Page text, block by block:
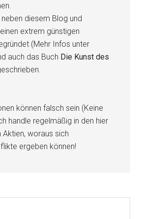
diesem Blog und
extrem günstigen
(Mehr Infos unter
auch das Buch Die Kunst des
können falsch sein (Keine
handle regelmäßig in den hier
woraus sich
ergeben können!